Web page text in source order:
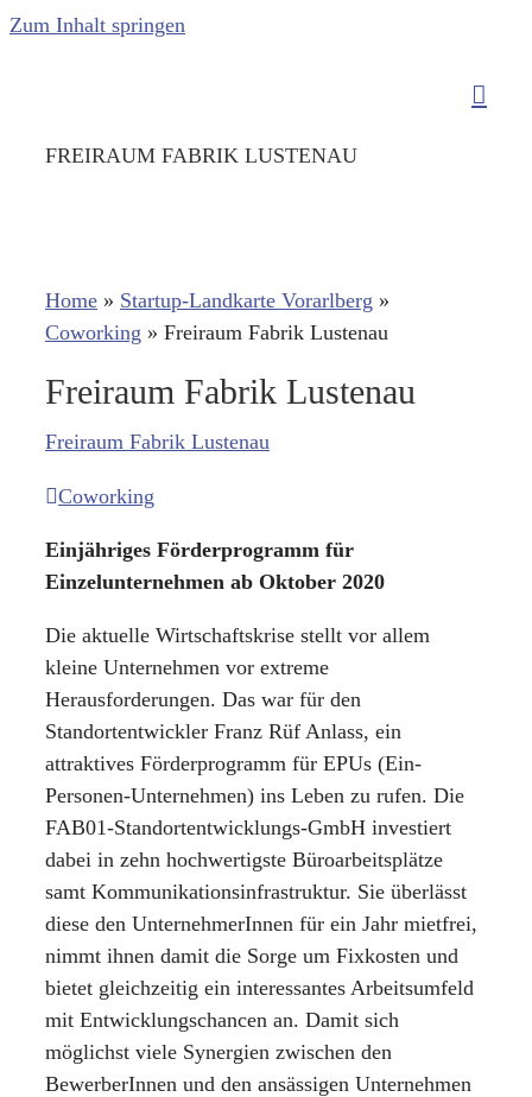
Zum Inhalt springen
FREIRAUM FABRIK LUSTENAU
Home » Startup-Landkarte Vorarlberg »
Coworking » Freiraum Fabrik Lustenau
Freiraum Fabrik Lustenau
Freiraum Fabrik Lustenau
Coworking
Einjähriges Förderprogramm für
Einzelunternehmen ab Oktober 2020
Die aktuelle Wirtschaftskrise stellt vor allem
kleine Unternehmen vor extreme
Herausforderungen. Das war für den
Standortentwickler Franz Rüf Anlass, ein
attraktives Förderprogramm für EPUs (Ein-
Personen-Unternehmen) ins Leben zu rufen. Die
FAB01-Standortentwicklungs-GmbH investiert
dabei in zehn hochwertigste Büroarbeitsplätze
samt Kommunikationsinfrastruktur. Sie überlässt
diese den UnternehmerInnen für ein Jahr mietfrei,
nimmt ihnen damit die Sorge um Fixkosten und
bietet gleichzeitig ein interessantes Arbeitsumfeld
mit Entwicklungschancen an. Damit sich
möglichst viele Synergien zwischen den
BewerberInnen und den ansässigen Unternehmen